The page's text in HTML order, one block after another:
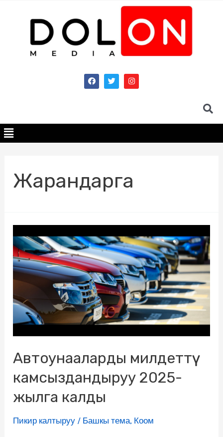
Жарандарга
Автоунааларды милдеттүү
камсыздандыруу 2025-
жылга калды
Пикир калтыруу / Башкы тема, Коом